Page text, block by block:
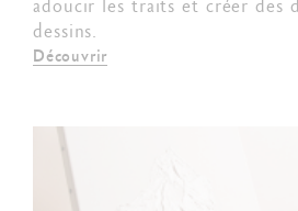
adoucir les traits et créer des
dessins.
Découvrir